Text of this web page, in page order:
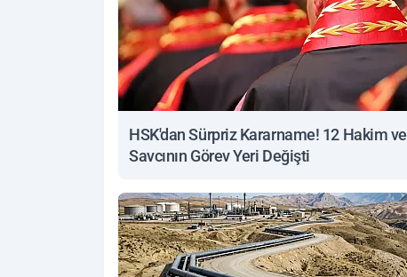
HSK'dan Sürpriz Kararname! 12 Hakim ve
Savcının Görev Yeri Değişti